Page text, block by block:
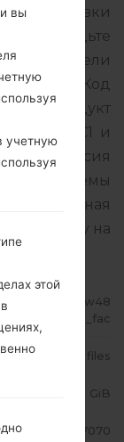
прошивки
не забудьте
модели
F7070. Код
Продукт
и
версия
системы
Подробная
прошивку на
chhxaoz_fac
4 files
5.55 GiB
SM-F7070
вы
учетную
этой